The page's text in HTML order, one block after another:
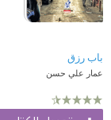
باب رزق
عمار علي حسن